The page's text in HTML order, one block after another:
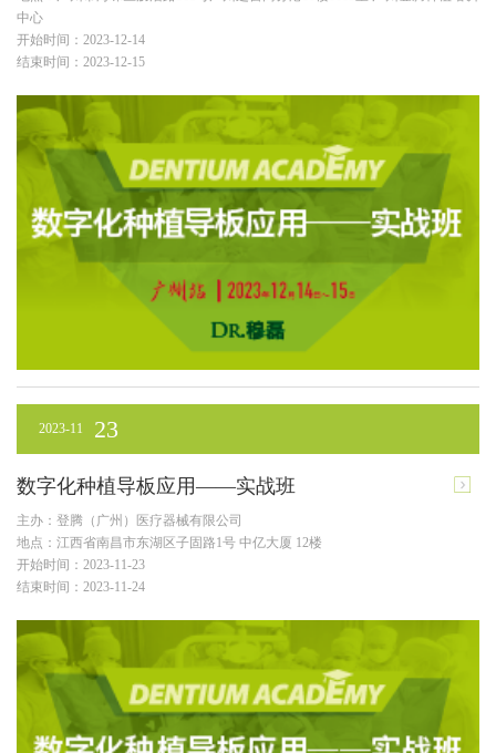
中心
开始时间：2023-12-14
结束时间：2023-12-15
2023-11 23
数字化种植导板应用——实战班
主办：登腾（广州）医疗器械有限公司
地点：江西省南昌市东湖区子固路1号 中亿大厦 12楼
开始时间：2023-11-23
结束时间：2023-11-24